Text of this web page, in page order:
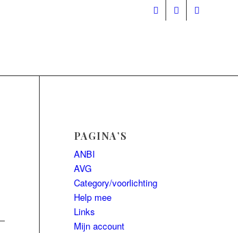
PAGINA’S
ANBI
AVG
Category/voorlichting
Help mee
Links
Mijn account